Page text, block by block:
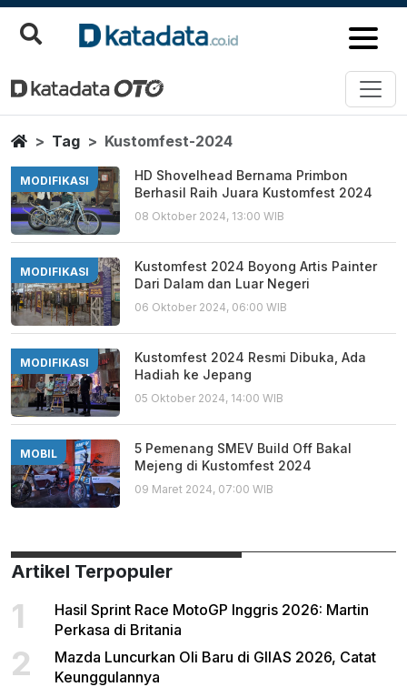
Kustomfest 2024
Berita Terbaru
HomeTag Kustomfest-2024
MODIFIKASI
HD Shovelhead Bernama Primbon
Berhasil Raih Juara Kustomfest 2024
08 Oktober 2024, 13:00 WIB
MODIFIKASI
Kustomfest 2024 Boyong Artis Painter
Dari Dalam dan Luar Negeri
06 Oktober 2024, 06:00 WIB
MODIFIKASI
Kustomfest 2024 Resmi Dibuka, Ada
Hadiah ke Jepang
05 Oktober 2024, 14:00 WIB
MOBIL
5 Pemenang SMEV Build Off Bakal
Mejeng di Kustomfest 2024
09 Maret 2024, 07:00 WIB
Artikel Terpopuler
1
Hasil Sprint Race MotoGP Inggris 2026: Martin
Perkasa di Britania
2
Mazda Luncurkan Oli Baru di GIIAS 2026, Catat
Keunggulannya